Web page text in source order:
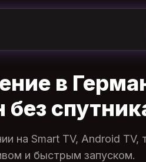
в
на Smart TV, Android TV,
и быстрым запуском.